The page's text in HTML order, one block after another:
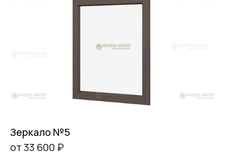
Зеркало №5
от 33 600 ₽